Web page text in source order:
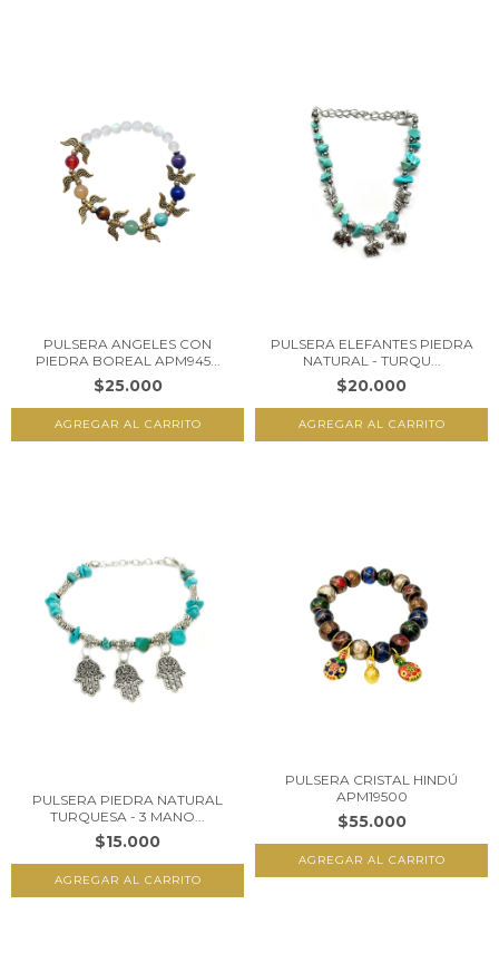
PULSERA ANGELES CON
PIEDRA BOREAL APM945...
$25.000
PULSERA ELEFANTES PIEDRA
NATURAL - TURQU...
$20.000
PULSERA PIEDRA NATURAL
TURQUESA - 3 MANO...
$15.000
PULSERA CRISTAL HINDÚ
APM19500
$55.000